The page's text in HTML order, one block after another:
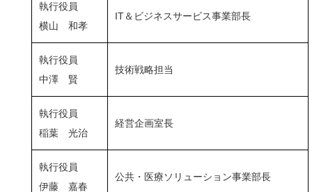
執行役員
横山 和孝
IT＆ビジネスサービス事業部長
執行役員
中澤 賢
技術戦略担当
執行役員
稲葉 光治
経営企画室長
執行役員
伊藤 嘉春
公共・医療ソリューション事業部長